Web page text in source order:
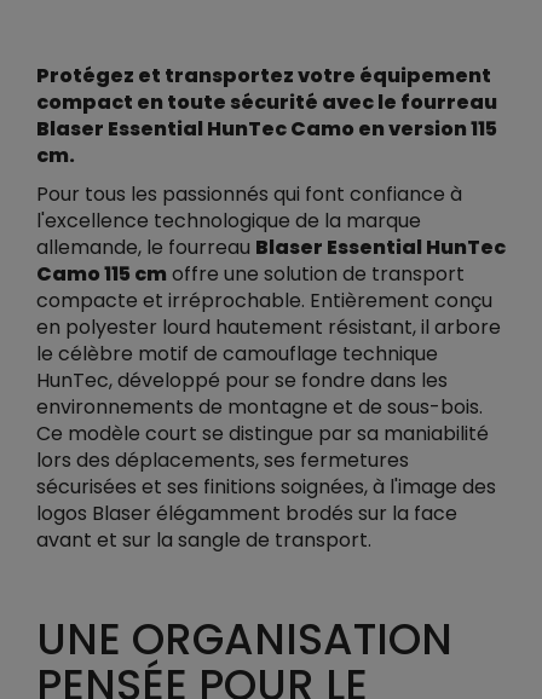
Protégez et transportez votre équipement
compact en toute sécurité avec le fourreau
Blaser Essential HunTec Camo en version 115
cm.
Pour tous les passionnés qui font confiance à
l'excellence technologique de la marque
allemande, le fourreau Blaser Essential HunTec
Camo 115 cm offre une solution de transport
compacte et irréprochable. Entièrement conçu
en polyester lourd hautement résistant, il arbore
le célèbre motif de camouflage technique
HunTec, développé pour se fondre dans les
environnements de montagne et de sous-bois.
Ce modèle court se distingue par sa maniabilité
lors des déplacements, ses fermetures
sécurisées et ses finitions soignées, à l'image des
logos Blaser élégamment brodés sur la face
avant et sur la sangle de transport.
UNE ORGANISATION
PENSÉE POUR LE